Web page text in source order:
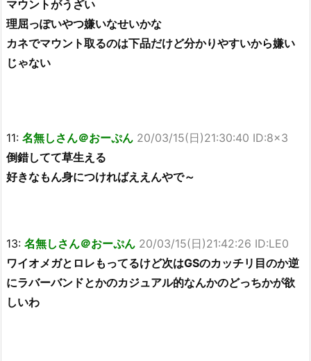
マウントがうざい
理屈っぽいやつ嫌いなせいかな
カネでマウント取るのは下品だけど分かりやすいから嫌い
じゃない
11: 名無しさん＠おーぷん 20/03/15(日)21:30:40 ID:8×3
倒錯してて草生える
好きなもん身につければええんやで～
13: 名無しさん＠おーぷん 20/03/15(日)21:42:26 ID:LE0
ワイオメガとロレもってるけど次はGSのカッチリ目のか逆
にラバーバンドとかのカジュアル的なんかのどっちかが欲
しいわ